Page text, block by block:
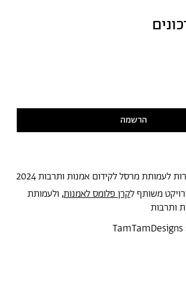
הרשמה
לעמותת מרסל לקידום אמנות ותרבות 2024
משותף לקרן פלומס לאמנות, ולעמותת
ותרבות
TamTamDesigns